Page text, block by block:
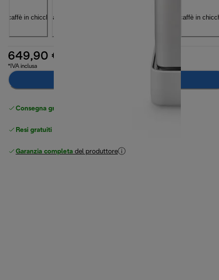
649,90 €
*IVA inclusa
Consegna gratuita standard
Resi gratuiti
Garanzia completa del produttore